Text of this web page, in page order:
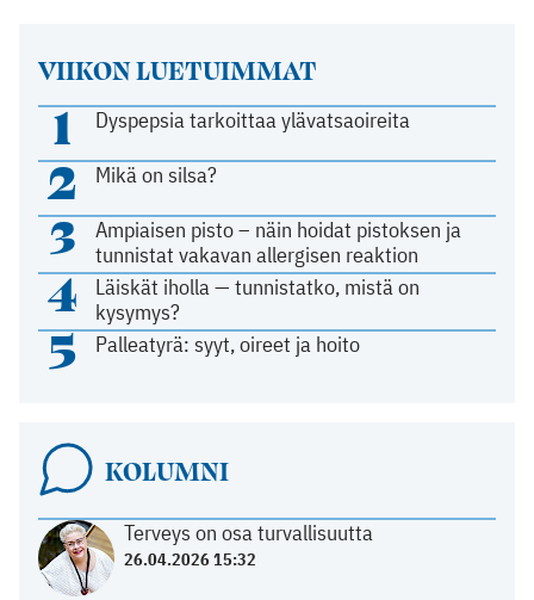
VIIKON LUETUIMMAT
1 Dyspepsia tarkoittaa ylävatsaoireita
2 Mikä on silsa?
3
Ampiaisen pisto – näin hoidat pistoksen ja
tunnistat vakavan allergisen reaktion
4
Läiskät iholla — tunnistatko, mistä on
kysymys?
5 Palleatyrä: syyt, oireet ja hoito
KOLUMNI
Terveys on osa turvallisuutta
26.04.2026 15:32